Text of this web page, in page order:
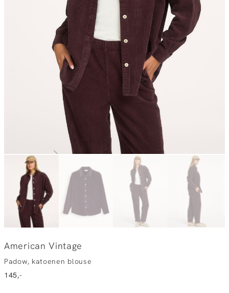
American Vintage
Padow, katoenen blouse
145,-